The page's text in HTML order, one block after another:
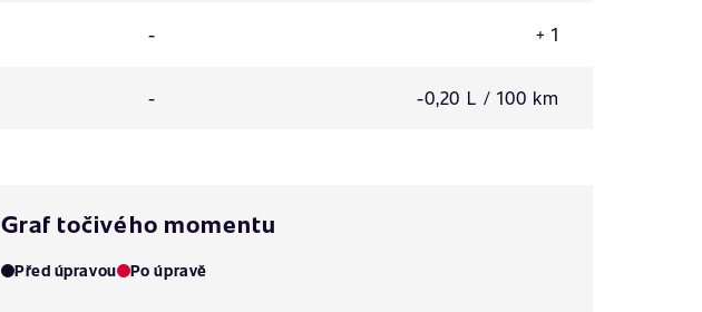
- + 1
- -0,20 L / 100 km
Graf točivého momentu
Před úpravou Po úpravě